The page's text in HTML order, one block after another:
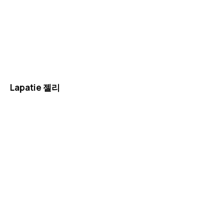
Lapatie 젤리